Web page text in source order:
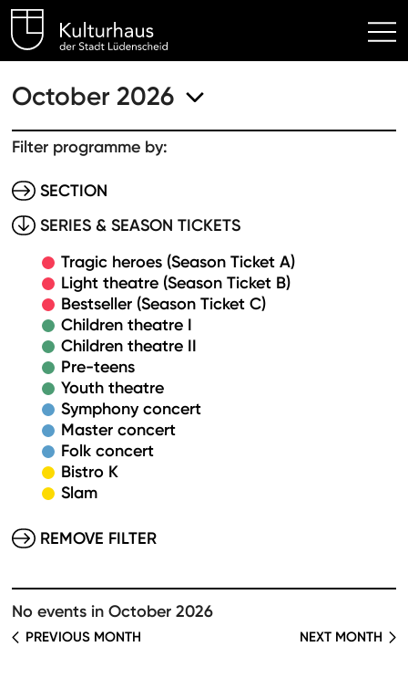
Kulturhaus Lüdenscheid
October 2026
Filter programme by:
SECTION
SERIES & SEASON TICKETS
Tragic heroes (Season Ticket A)
Light theatre (Season Ticket B)
Bestseller (Season Ticket C)
Children theatre I
Children theatre II
Pre-teens
Youth theatre
Symphony concert
Master concert
Folk concert
Bistro K
Slam
REMOVE FILTER
No events in October 2026
PREVIOUS MONTH NEXT MONTH